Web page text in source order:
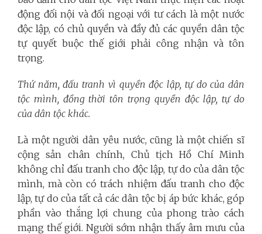
động đối nội và đối ngoại với tư cách là một nước
độc lập, có chủ quyền và đầy đủ các quyền dân tộc
tự quyết buộc thế giới phải công nhận và tôn
trọng.
Thứ năm, đấu tranh vì quyền độc lập, tự do của dân
tộc mình, đồng thời tôn trọng quyền độc lập, tự do
của dân tộc khác.
Là một người dân yêu nước, cũng là một chiến sĩ
cộng sản chân chính, Chủ tịch Hồ Chí Minh
không chỉ đấu tranh cho độc lập, tự do của dân tộc
mình, mà còn có trách nhiệm đấu tranh cho độc
lập, tự do của tất cả các dân tộc bị áp bức khác, góp
phần vào thắng lợi chung của phong trào cách
mạng thế giới. Người sớm nhận thấy âm mưu của